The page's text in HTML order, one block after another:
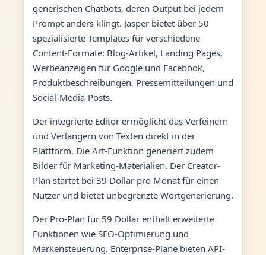
generischen Chatbots, deren Output bei jedem
Prompt anders klingt. Jasper bietet über 50
spezialisierte Templates für verschiedene
Content-Formate: Blog-Artikel, Landing Pages,
Werbeanzeigen für Google und Facebook,
Produktbeschreibungen, Pressemitteilungen und
Social-Media-Posts.
Der integrierte Editor ermöglicht das Verfeinern
und Verlängern von Texten direkt in der
Plattform. Die Art-Funktion generiert zudem
Bilder für Marketing-Materialien. Der Creator-
Plan startet bei 39 Dollar pro Monat für einen
Nutzer und bietet unbegrenzte Wortgenerierung.
Der Pro-Plan für 59 Dollar enthält erweiterte
Funktionen wie SEO-Optimierung und
Markensteuerung. Enterprise-Pläne bieten API-